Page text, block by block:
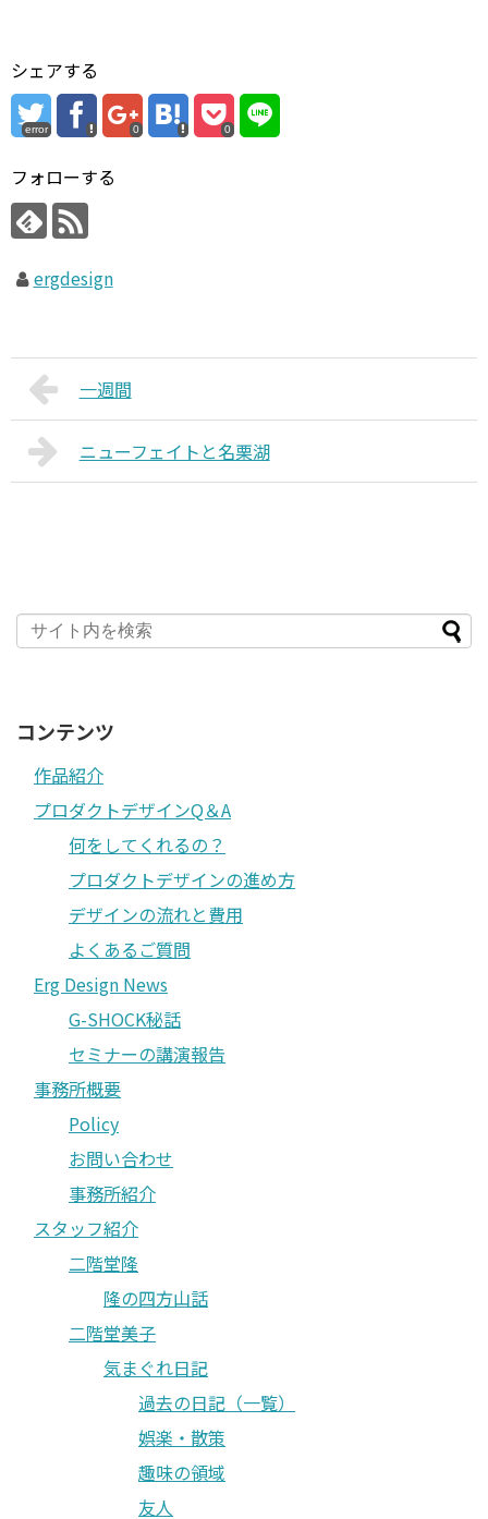
シェアする
error 0 0
フォローする
ergdesign
一週間
ニューフェイトと名栗湖
コンテンツ
作品紹介
プロダクトデザインQ＆A
何をしてくれるの？
プロダクトデザインの進め方
デザインの流れと費用
よくあるご質問
Erg Design News
G-SHOCK秘話
セミナーの講演報告
事務所概要
Policy
お問い合わせ
事務所紹介
スタッフ紹介
二階堂隆
隆の四方山話
二階堂美子
気まぐれ日記
過去の日記（一覧）
娯楽・散策
趣味の領域
友人